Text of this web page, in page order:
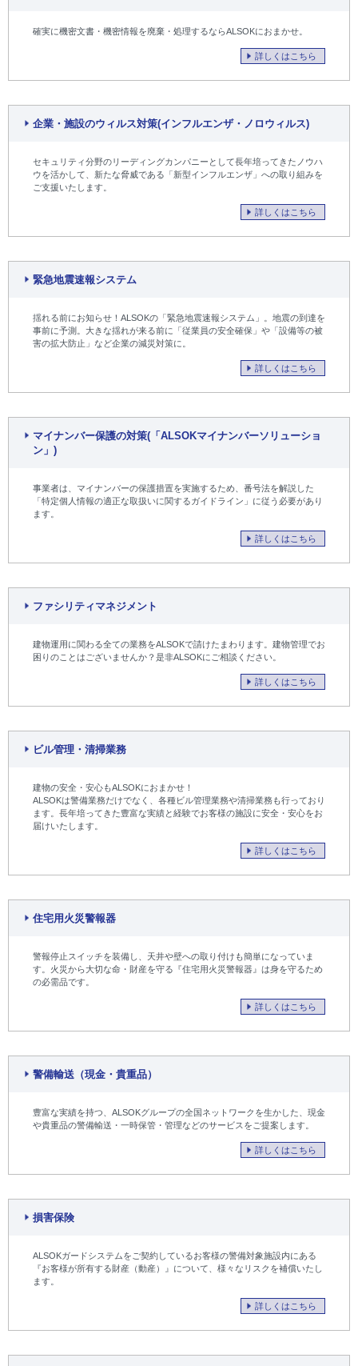
確実に機密文書・機密情報を廃棄・処理するならALSOKにおまかせ。
詳しくはこちら
企業・施設のウィルス対策(インフルエンザ・ノロウィルス)
セキュリティ分野のリーディングカンパニーとして長年培ってきたノウハ
ウを活かして、新たな脅威である「新型インフルエンザ」への取り組みを
ご支援いたします。
詳しくはこちら
緊急地震速報システム
揺れる前にお知らせ！ALSOKの「緊急地震速報システム」。地震の到達を
事前に予測。大きな揺れが来る前に「従業員の安全確保」や「設備等の被
害の拡大防止」など企業の減災対策に。
詳しくはこちら
マイナンバー保護の対策(「ALSOKマイナンバーソリューショ
ン」)
事業者は、マイナンバーの保護措置を実施するため、番号法を解説した
「特定個人情報の適正な取扱いに関するガイドライン」に従う必要があり
ます。
詳しくはこちら
ファシリティマネジメント
建物運用に関わる全ての業務をALSOKで請けたまわります。建物管理でお
困りのことはございませんか？是非ALSOKにご相談ください。
詳しくはこちら
ビル管理・清掃業務
建物の安全・安心もALSOKにおまかせ！
ALSOKは警備業務だけでなく、各種ビル管理業務や清掃業務も行っており
ます。長年培ってきた豊富な実績と経験でお客様の施設に安全・安心をお
届けいたします。
詳しくはこちら
住宅用火災警報器
警報停止スイッチを装備し、天井や壁への取り付けも簡単になっていま
す。火災から大切な命・財産を守る『住宅用火災警報器』は身を守るため
の必需品です。
詳しくはこちら
警備輸送（現金・貴重品）
豊富な実績を持つ、ALSOKグループの全国ネットワークを生かした、現金
や貴重品の警備輸送・一時保管・管理などのサービスをご提案します。
詳しくはこちら
損害保険
ALSOKガードシステムをご契約しているお客様の警備対象施設内にある
『お客様が所有する財産（動産）』について、様々なリスクを補償いたし
ます。
詳しくはこちら